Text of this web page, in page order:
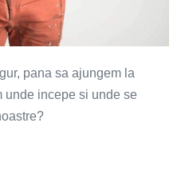
pana sa ajungem la
unde incepe si unde se